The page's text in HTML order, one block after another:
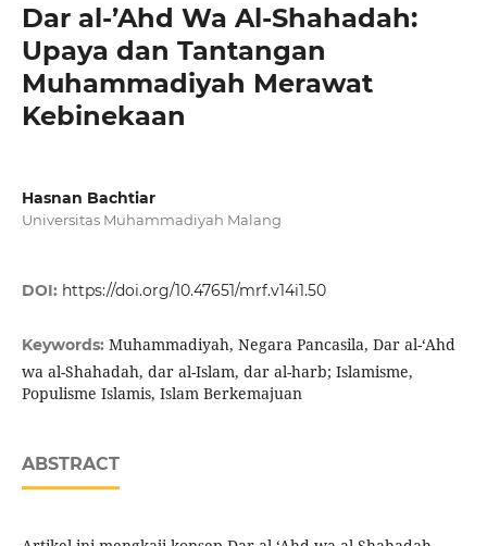
Dar al-’Ahd Wa Al-Shahadah:
Upaya dan Tantangan
Muhammadiyah Merawat
Kebinekaan
Hasnan Bachtiar
Universitas Muhammadiyah Malang
DOI: https://doi.org/10.47651/mrf.v14i1.50
Keywords: Muhammadiyah, Negara Pancasila, Dar al-‘Ahd
wa al-Shahadah, dar al-Islam, dar al-harb; Islamisme,
Populisme Islamis, Islam Berkemajuan
ABSTRACT